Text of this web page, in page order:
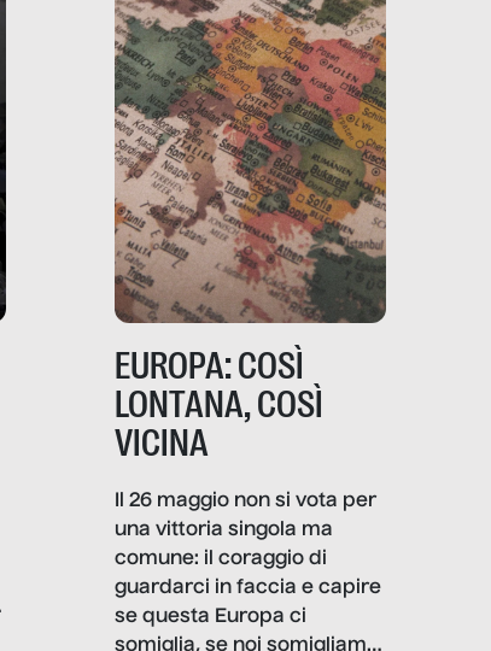
EUROPA: COSÌ
LONTANA, COSÌ
VICINA
Il 26 maggio non si vota per
una vittoria singola ma
comune: il coraggio di
guardarci in faccia e capire
se questa Europa ci
somiglia, se noi somigliamo